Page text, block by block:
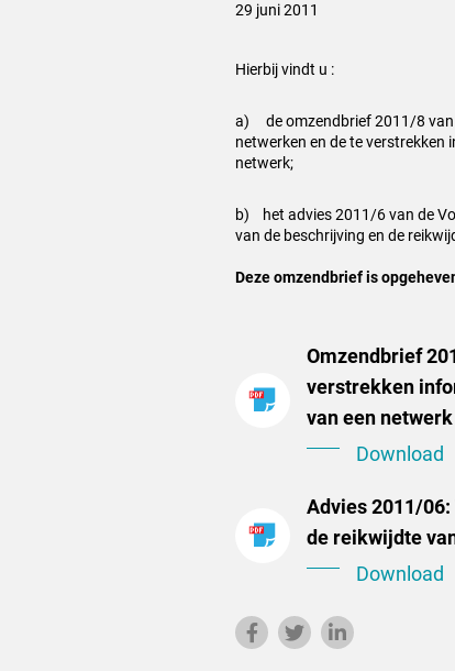
29 juni 2011
Hierbij vindt u :
a) de omzendbrief 2011/8 van
netwerken en de te
netwerk;
b) het advies 2011/6 van de
van de beschrijving en de
Deze omzendbrief is
Omzendbrief
verstrekken
van een netwerk
Download
Advies 2011/
de reikwijdte
Download